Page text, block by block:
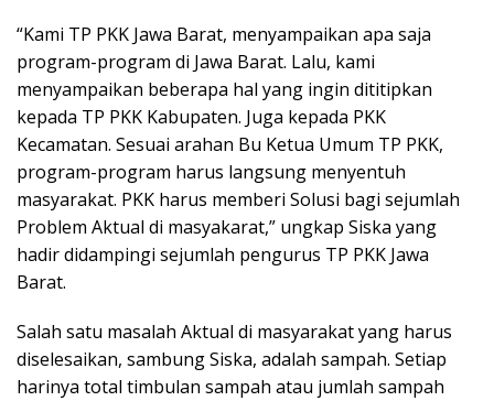
“Kami TP PKK Jawa Barat, menyampaikan apa saja
program-program di Jawa Barat. Lalu, kami
menyampaikan beberapa hal yang ingin dititipkan
kepada TP PKK Kabupaten. Juga kepada PKK
Kecamatan. Sesuai arahan Bu Ketua Umum TP PKK,
program-program harus langsung menyentuh
masyarakat. PKK harus memberi Solusi bagi sejumlah
Problem Aktual di masyakarat,” ungkap Siska yang
hadir didampingi sejumlah pengurus TP PKK Jawa
Barat.
Salah satu masalah Aktual di masyarakat yang harus
diselesaikan, sambung Siska, adalah sampah. Setiap
harinya total timbulan sampah atau jumlah sampah